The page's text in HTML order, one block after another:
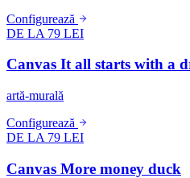
Configurează
DE LA 79 LEI
Canvas It all starts with a
artă-murală
Configurează
DE LA 79 LEI
Canvas More money duck